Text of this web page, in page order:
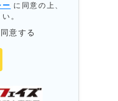
ー に同意の上、
。
意する